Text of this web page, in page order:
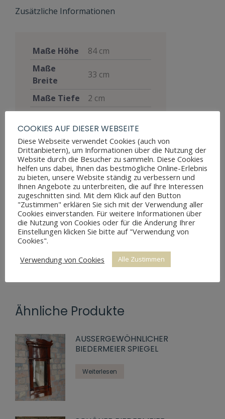
Zusätzliche Informationen
Maße Höhe
84 cm
Maße
Breite
33 cm
Maße Tiefe
2 cm
Stil
Biedermeier
Zustand
Gut, voll
funktionsfähig,
zeigt aber
Altersspuren
durch
Abnutzungen
Preis
250 €
Ähnliche Produkte
AUSSERGEWÖHNLICHER
BIEDERMEIER SPIEGEL
Weiterlesen
COOKIES AUF DIESER WEBSEITE
Diese Webseite verwendet Cookies (auch von
Drittanbietern), um Informationen über die Nutzung der
Website durch die Besucher zu sammeln. Diese Cookies
helfen uns dabei, Ihnen das bestmögliche Online-Erlebnis
zu bieten, unsere Website ständig zu verbessern und
Ihnen Angebote zu unterbreiten, die auf Ihre Interessen
zugeschnitten sind. Mit dem Klick auf den Button
"Zustimmen" erklären Sie sich mit der Verwendung aller
Cookies einverstanden. Für weitere Informationen über
die Nutzung von Cookies oder für die Änderung Ihrer
Einstellungen klicken Sie bitte auf "Verwendung von
Cookies".
Verwendung von Cookies
Alle Zustimmen